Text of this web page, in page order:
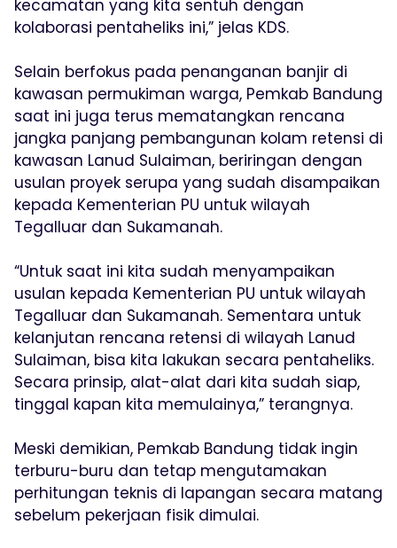
kecamatan yang kita sentuh dengan
kolaborasi pentaheliks ini,” jelas KDS.
Selain berfokus pada penanganan banjir di
kawasan permukiman warga, Pemkab Bandung
saat ini juga terus mematangkan rencana
jangka panjang pembangunan kolam retensi di
kawasan Lanud Sulaiman, beriringan dengan
usulan proyek serupa yang sudah disampaikan
kepada Kementerian PU untuk wilayah
Tegalluar dan Sukamanah.
“Untuk saat ini kita sudah menyampaikan
usulan kepada Kementerian PU untuk wilayah
Tegalluar dan Sukamanah. Sementara untuk
kelanjutan rencana retensi di wilayah Lanud
Sulaiman, bisa kita lakukan secara pentaheliks.
Secara prinsip, alat-alat dari kita sudah siap,
tinggal kapan kita memulainya,” terangnya.
Meski demikian, Pemkab Bandung tidak ingin
terburu-buru dan tetap mengutamakan
perhitungan teknis di lapangan secara matang
sebelum pekerjaan fisik dimulai.